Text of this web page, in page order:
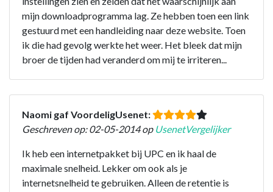
mijn downloadprogramma lag. Ze hebben toen een link
gestuurd met een handleiding naar deze website. Toen
ik die had gevolg werkte het weer. Het bleek dat mijn
broer de tijden had veranderd om mij te irriteren...
Naomi gaf VoordeligUsenet:
Geschreven op: 02-05-2014 op UsenetVergelijker
Ik heb een internetpakket bij UPC en ik haal de
maximale snelheid. Lekker om ook als je
internetsnelheid te gebruiken. Alleen de retentie is